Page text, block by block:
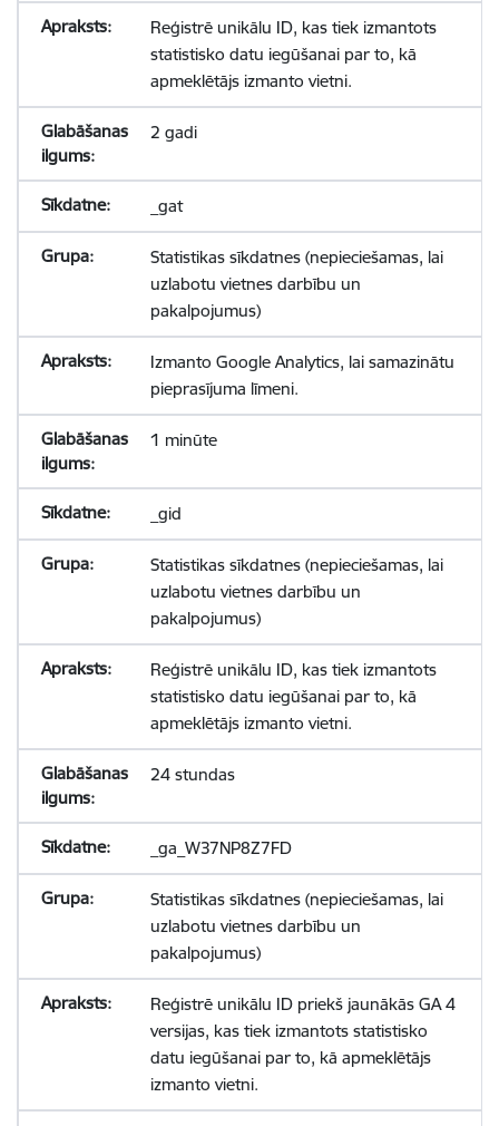
Reģistrē unikālu ID, kas tiek izmantots
statistisko datu iegūšanai par to, kā
apmeklētājs izmanto vietni.
2 gadi
_gat
Statistikas sīkdatnes (nepieciešamas, lai
uzlabotu vietnes darbību un
pakalpojumus)
Izmanto Google Analytics, lai samazinātu
pieprasījuma līmeni.
1 minūte
_gid
Statistikas sīkdatnes (nepieciešamas, lai
uzlabotu vietnes darbību un
pakalpojumus)
Reģistrē unikālu ID, kas tiek izmantots
statistisko datu iegūšanai par to, kā
apmeklētājs izmanto vietni.
24 stundas
_ga_W37NP8Z7FD
Statistikas sīkdatnes (nepieciešamas, lai
uzlabotu vietnes darbību un
pakalpojumus)
Reģistrē unikālu ID priekš jaunākās GA 4
versijas, kas tiek izmantots statistisko
datu iegūšanai par to, kā apmeklētājs
izmanto vietni.